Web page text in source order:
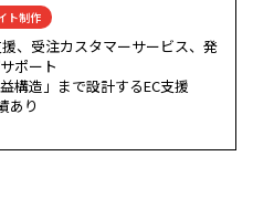
ト制作
、受注カスタマーサービス、発
ポート
構造」まで設計するEC支援
あり